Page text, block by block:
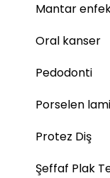
Mantar
Oral kanser
Pedodonti
Porselen
Protez Diş
Şeffaf Plak